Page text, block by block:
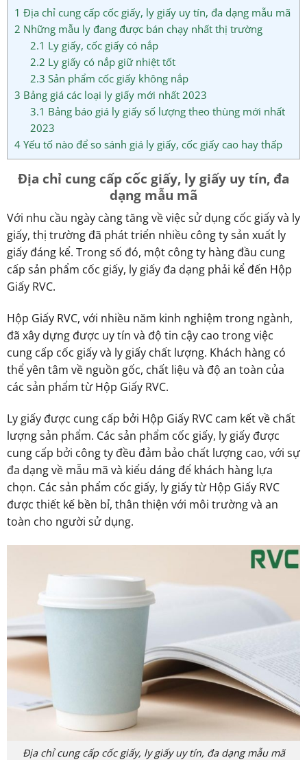
1 Địa chỉ cung cấp cốc giấy, ly giấy uy tín, đa dạng mẫu mã
2 Những mẫu ly đang được bán chạy nhất thị trường
2.1 Ly giấy, cốc giấy có nắp
2.2 Ly giấy có nắp giữ nhiệt tốt
2.3 Sản phẩm cốc giấy không nắp
3 Bảng giá các loại ly giấy mới nhất 2023
3.1 Bảng báo giá ly giấy số lượng theo thùng mới nhất
2023
4Yếu tố nào để so sánh giá ly giấy, cốc giấy cao hay thấp
Địa chỉ cung cấp cốc giấy, ly giấy uy tín, đa
dạng mẫu mã
Với nhu cầu ngày càng tăng về việc sử dụng cốc giấy và ly
giấy, thị trường đã phát triển nhiều công ty sản xuất ly
giấy đáng kể. Trong số đó, một công ty hàng đầu cung
cấp sản phẩm cốc giấy, ly giấy đa dạng phải kể đến Hộp
Giấy RVC.
Hộp Giấy RVC, với nhiều năm kinh nghiệm trong ngành,
đã xây dựng được uy tín và độ tin cậy cao trong việc
cung cấp cốc giấy và ly giấy chất lượng. Khách hàng có
thể yên tâm về nguồn gốc, chất liệu và độ an toàn của
các sản phẩm từ Hộp Giấy RVC.
Ly giấy được cung cấp bởi Hộp Giấy RVC cam kết về chất
lượng sản phẩm. Các sản phẩm cốc giấy, ly giấy được
cung cấp bởi công ty đều đảm bảo chất lượng cao, với sự
đa dạng về mẫu mã và kiểu dáng để khách hàng lựa
chọn. Các sản phẩm cốc giấy, ly giấy từ Hộp Giấy RVC
được thiết kế bền bỉ, thân thiện với môi trường và an
toàn cho người sử dụng.
Địa chỉ cung cấp cốc giấy, ly giấy uy tín, đa dạng mẫu mã